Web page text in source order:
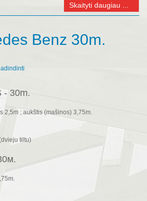
Skaityti daugiau ...
Benz 30m.
- 30m.
2,5m ; aukštis (mašinos) 3,75m.
tiltu)